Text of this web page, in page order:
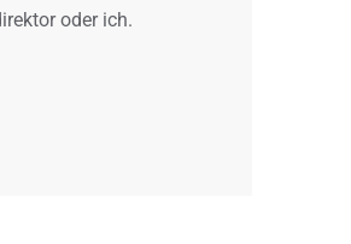
oder ich.